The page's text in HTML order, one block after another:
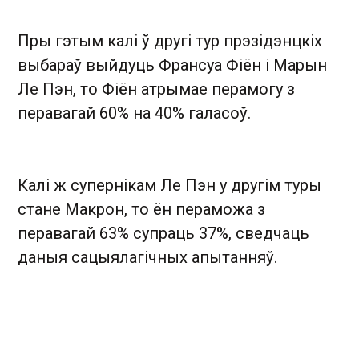
Пры гэтым калі ў другі тур прэзідэнцкіх
выбараў выйдуць Франсуа Фіён і Марын
Ле Пэн, то Фіён атрымае перамогу з
перавагай 60% на 40% галасоў.
Калі ж супернікам Ле Пэн у другім туры
стане Макрон, то ён пераможа з
перавагай 63% супраць 37%, сведчаць
даныя сацыялагічных апытанняў.